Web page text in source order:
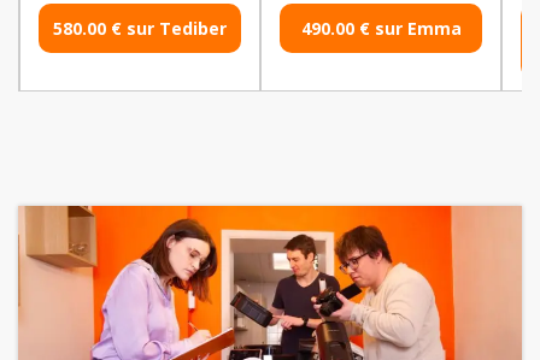
580.00 € sur Tediber 490.00 € sur Emma